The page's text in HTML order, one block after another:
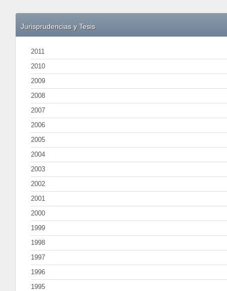
Jurisprudencias y Tesis
2011
2010
2009
2008
2007
2006
2005
2004
2003
2002
2001
2000
1999
1998
1997
1996
1995